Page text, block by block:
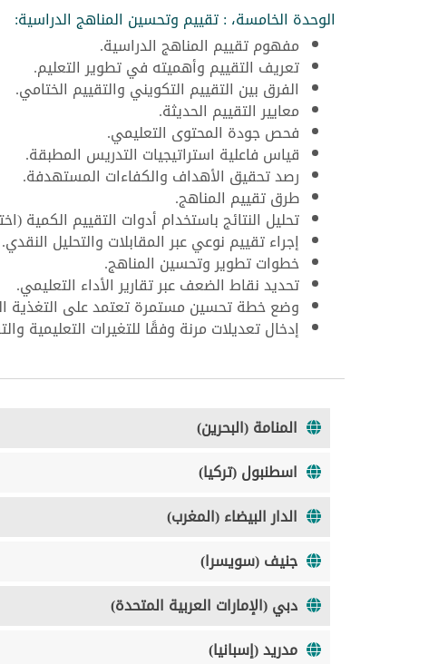
الوحدة الخامسة، : تقييم وتحسين المناهج الدراسية:
مفهوم تقييم المناهج الدراسية.
تعريف التقييم وأهميته في تطوير التعليم.
الفرق بين التقييم التكويني والتقييم الختامي.
معايير التقييم الحديثة.
فحص جودة المحتوى التعليمي.
قياس فاعلية استراتيجيات التدريس المطبقة.
رصد تحقيق الأهداف والكفاءات المستهدفة.
طرق تقييم المناهج.
تحليل النتائج باستخدام أدوات التقييم الكمية
إجراء تقييم نوعي عبر المقابلات والتحليل النقدي.
خطوات تطوير وتحسين المناهج.
تحديد نقاط الضعف عبر تقارير الأداء التعليمي.
وضع خطة تحسين مستمرة تعتمد على التغذية
إدخال تعديلات مرنة وفقًا للتغيرات التعليمية
المنامة (البحرين)
اسطنبول (تركيا)
الدار البيضاء (المغرب)
جنيف (سويسرا)
دبي (الإمارات العربية المتحدة)
مدريد (إسبانيا)